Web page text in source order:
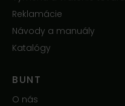
Reklamácie
Návody a manuály
Katalógy
BUNT
O nás